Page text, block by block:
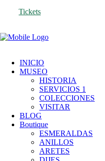
Tickets
INICIO
MUSEO
HISTORIA
SERVICIOS 1
COLECCIONES
VISITAR
BLOG
Boutique
ESMERALDAS
ANILLOS
ARETES